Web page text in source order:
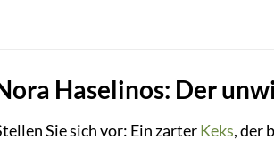
Haselinos: Der
Sie sich vor: Ein zarterKeks, der